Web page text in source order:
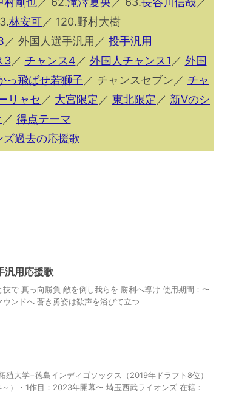
林安可／ 120.野村大樹
／ 外国人選手汎用／ 投手汎用
3／ チャンス4 ／ 外国人チャンス1 ／ 外国
っ飛ばせ若獅子 ／ チャンスセブン／ チャ
リャセ ／ 大宮限定 ／ 東北限定 ／ 新Vのシ
／ 得点テーマ
ズ過去の応援歌
汎用応援歌
で 真っ向勝負 敵を倒し我らを 勝利へ導け 使用期間：〜
ンドへ 蒼き勇姿は歓声を浴びて立つ
殖大学−徳島インディゴソックス（2019年ドラフト8位）
）・1作目：2023年開幕〜 埼玉西武ライオンズ 在籍：